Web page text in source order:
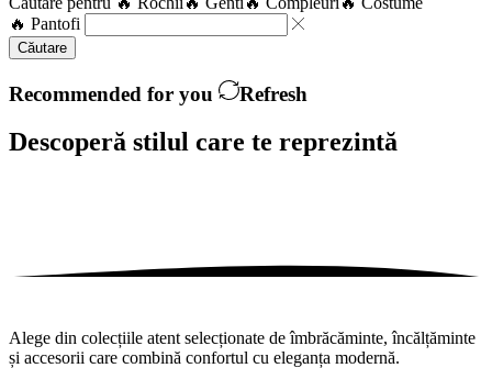
🔥 Pantofi
Căutare
Recommended for you Refresh
Descoperă stilul care te reprezintă
Alege din colecțiile atent selecționate de îmbrăcăminte, încălțăminte
și accesorii care combină confortul cu eleganța modernă.